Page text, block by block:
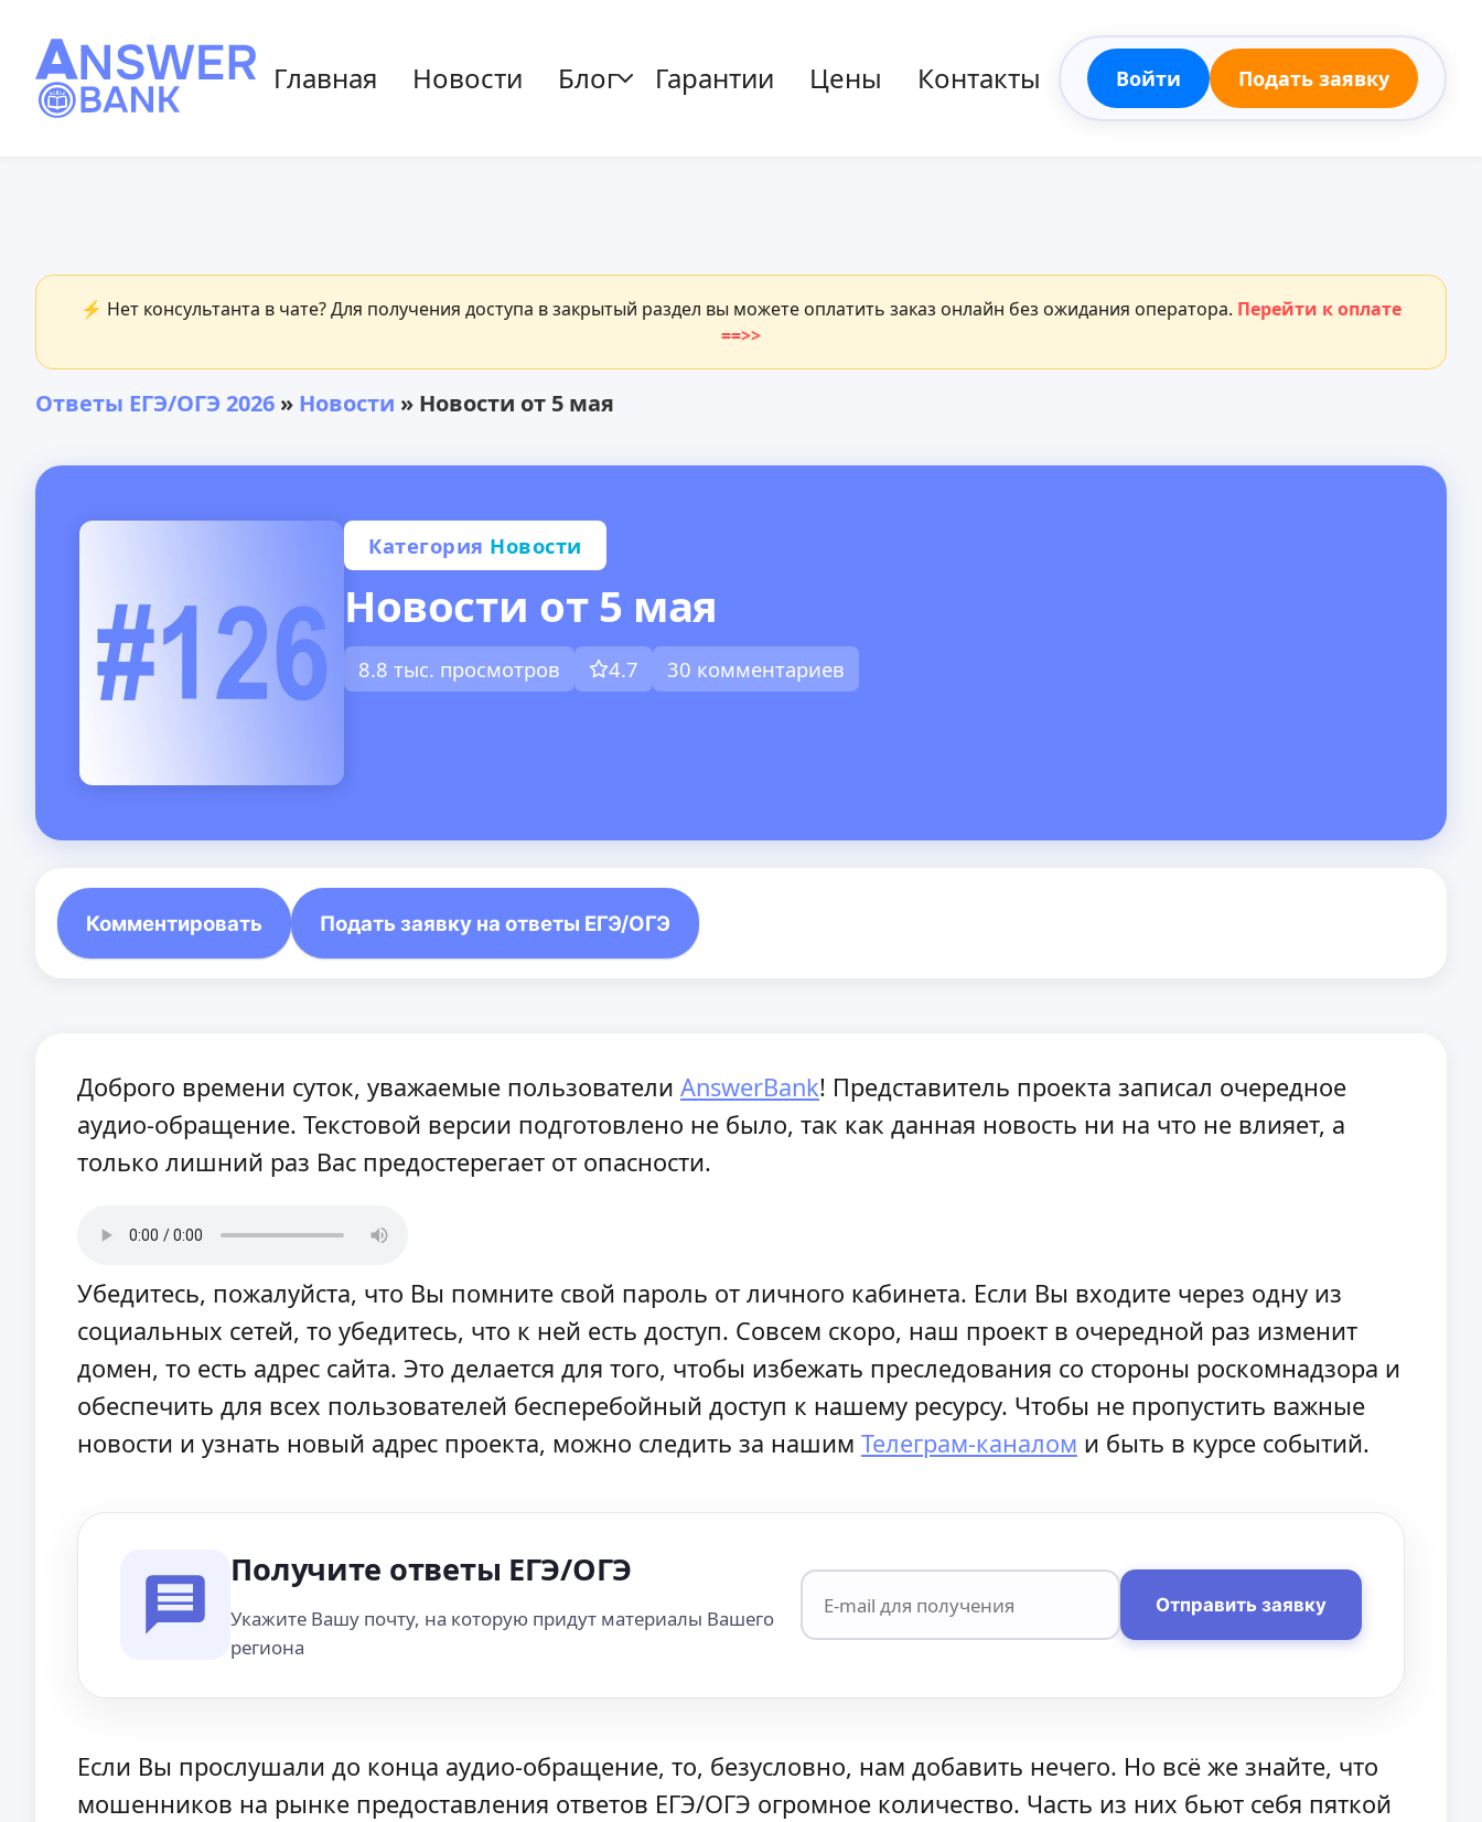
Главная Новости Блог Гарантии Цены Контакты Войти Подать заявку
⚡ Нет консультанта в чате? Для получения доступа в закрытый раздел вы можете оплатить заказ онлайн без ожидания оператора. Перейти к оплате
==>>
Ответы ЕГЭ/ОГЭ 2026 » Новости » Новости от 5 мая
Категория Новости
Новости от 5 мая
8.8 тыс. просмотров 4.7 30 комментариев
Комментировать Подать заявку на ответы ЕГЭ/ОГЭ
Доброго времени суток, уважаемые пользователи AnswerBank! Представитель проекта записал очередное
аудио-обращение. Текстовой версии подготовлено не было, так как данная новость ни на что не влияет, а
только лишний раз Вас предостерегает от опасности.
Убедитесь, пожалуйста, что Вы помните свой пароль от личного кабинета. Если Вы входите через одну из
социальных сетей, то убедитесь, что к ней есть доступ. Совсем скоро, наш проект в очередной раз изменит
домен, то есть адрес сайта. Это делается для того, чтобы избежать преследования со стороны роскомнадзора и
обеспечить для всех пользователей бесперебойный доступ к нашему ресурсу. Чтобы не пропустить важные
новости и узнать новый адрес проекта, можно следить за нашим Телеграм-каналом и быть в курсе событий.
Получите ответы ЕГЭ/ОГЭ
Укажите Вашу почту, на которую придут материалы Вашего
региона
Отправить заявку
Если Вы прослушали до конца аудио-обращение, то, безусловно, нам добавить нечего. Но всё же знайте, что
мошенников на рынке предоставления ответов ЕГЭ/ОГЭ огромное количество. Часть из них бьют себя пяткой